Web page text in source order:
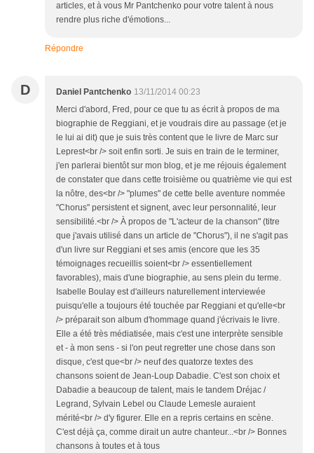
articles, et à vous Mr Pantchenko pour votre talent à nous
rendre plus riche d'émotions...
Répondre
D Daniel Pantchenko 13/11/2014 00:23
Merci d'abord, Fred, pour ce que tu as écrit à propos de ma
biographie de Reggiani, et je voudrais dire au passage (et je
le lui ai dit) que je suis très content que le livre de Marc sur
Leprest<br /> soit enfin sorti. Je suis en train de le terminer,
j'en parlerai bientôt sur mon blog, et je me réjouis également
de constater que dans cette troisième ou quatrième vie qui est
la nôtre, des<br /> "plumes" de cette belle aventure nommée
"Chorus" persistent et signent, avec leur personnalité, leur
sensibilité.<br /> À propos de "L'acteur de la chanson" (titre
que j'avais utilisé dans un article de "Chorus"), il ne s'agit pas
d'un livre sur Reggiani et ses amis (encore que les 35
témoignages recueillis soient<br /> essentiellement
favorables), mais d'une biographie, au sens plein du terme.
Isabelle Boulay est d'ailleurs naturellement interviewée
puisqu'elle a toujours été touchée par Reggiani et qu'elle<br
/> préparait son album d'hommage quand j'écrivais le livre.
Elle a été très médiatisée, mais c'est une interprète sensible
et - à mon sens - si l'on peut regretter une chose dans son
disque, c'est que<br /> neuf des quatorze textes des
chansons soient de Jean-Loup Dabadie. C'est son choix et
Dabadie a beaucoup de talent, mais le tandem Dréjac /
Legrand, Sylvain Lebel ou Claude Lemesle auraient
mérité<br /> d'y figurer. Elle en a repris certains en scène.
C'est déjà ça, comme dirait un autre chanteur...<br /> Bonnes
chansons à toutes et à tous